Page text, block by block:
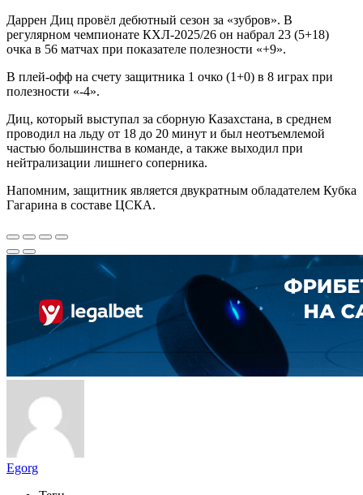
Даррен Диц провёл дебютный сезон за «зубров». В
регулярном чемпионате КХЛ-2025/26 он набрал 23 (5+18)
очка в 56 матчах при показателе полезности «+9».
В плей-офф на счету защитника 1 очко (1+0) в 8 играх при
полезности «-4».
Диц, который выступал за сборную Казахстана, в среднем
проводил на льду от 18 до 20 минут и был неотъемлемой
частью большинства в команде, а также выходил при
нейтрализации лишнего соперника.
Напомним, защитник является двукратным обладателем Кубка
Гагарина в составе ЦСКА.
Egorg